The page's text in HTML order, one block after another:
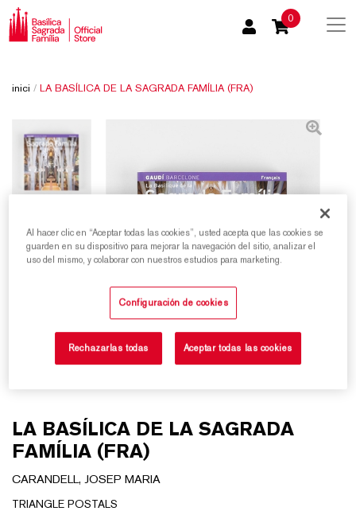
0
inici / LA BASÍLICA DE LA SAGRADA FAMÍLIA (FRA)
LA BASÍLICA DE LA SAGRADA
FAMÍLIA (FRA)
CARANDELL, JOSEP MARIA
TRIANGLE POSTALS
Al hacer clic en “Aceptar todas las cookies”, usted acepta que las cookies se
guarden en su dispositivo para mejorar la navegación del sitio, analizar el
uso del mismo, y colaborar con nuestros estudios para marketing.
Configuración de cookies
Rechazarlas todas Aceptar todas las cookies